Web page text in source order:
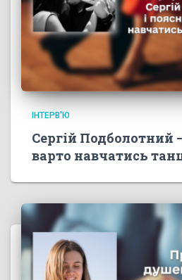
ІНТЕРВ'Ю
Сергій Подболотний
варто навчатись